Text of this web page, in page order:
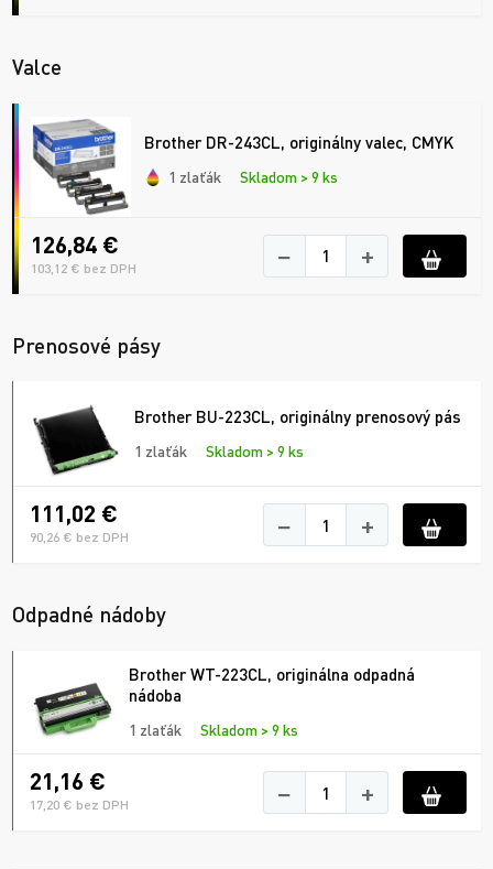
Valce
Brother DR-243CL, originálny valec, CMYK
1 zlaťák Skladom > 9 ks
126,84 €
103,12 € bez DPH − +
Prenosové pásy
Brother BU-223CL, originálny prenosový pás
1 zlaťák Skladom > 9 ks
111,02 €
90,26 € bez DPH − +
Odpadné nádoby
Brother WT-223CL, originálna odpadná
nádoba
1 zlaťák Skladom > 9 ks
21,16 €
17,20 € bez DPH − +